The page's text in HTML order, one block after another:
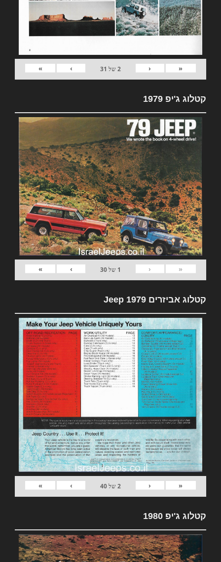
«
‹
2של 31
›
»
קטלוג ג'יפ 1979
«
‹
1 של30
›
»
קטלוג אביזרים 1979 Jeep
«
‹
2של40
›
»
קטלוג ג'יפ 1980